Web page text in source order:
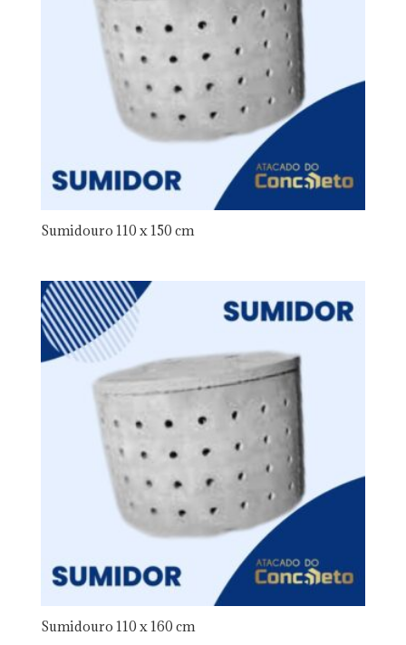
Sumidouro 110 x 150 cm
Sumidouro 110 x 160 cm